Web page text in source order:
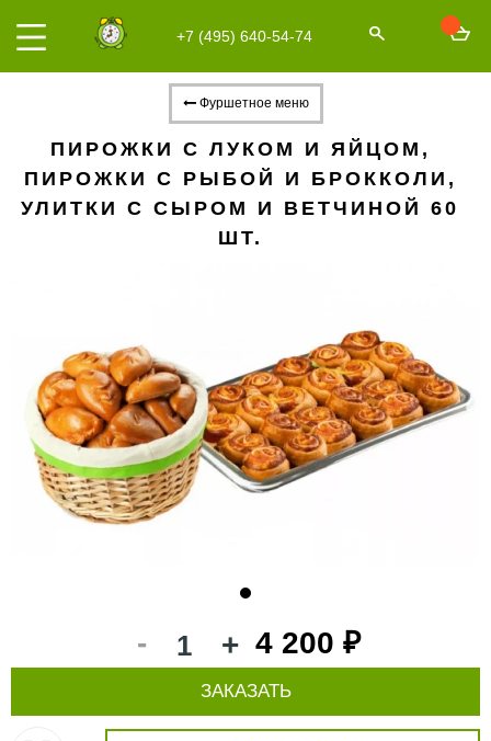
+7 (495) 640-54-74
Фуршетное меню
ПИРОЖКИ С ЛУКОМ И ЯЙЦОМ,
ПИРОЖКИ С РЫБОЙ И БРОККОЛИ,
УЛИТКИ С СЫРОМ И ВЕТЧИНОЙ 60
ШТ.
- + 4 200 ₽
ЗАКАЗАТЬ